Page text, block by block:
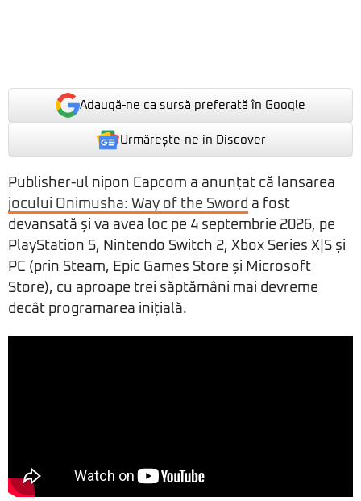
Adaugă-ne ca sursă preferată în Google
Urmărește-ne in Discover
Publisher-ul nipon Capcom a anunțat că lansarea
jocului Onimusha: Way of the Sword a fost
devansată și va avea loc pe 4 septembrie 2026, pe
PlayStation 5, Nintendo Switch 2, Xbox Series X|S și
PC (prin Steam, Epic Games Store și Microsoft
Store), cu aproape trei săptămâni mai devreme
decât programarea inițială.